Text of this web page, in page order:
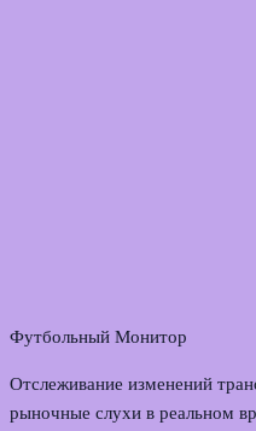
Футбольный Монитор
Отслеживание изменений
рыночные слухи в реальном